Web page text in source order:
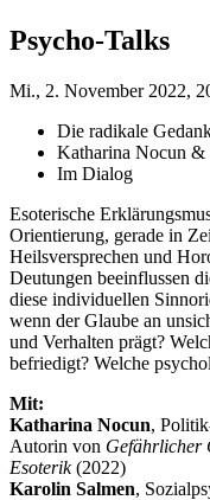
Psycho-Talks
Mi., 2. November 2022,
Die radikale
Katharina Nocun &
Im Dialog
Esoterische
Orientierung, gerade in
Heilsversprechen und
Deutungen beeinflussen
diese individuellen
wenn der Glaube an
und Verhalten prägt?
befriedigt? Welche
Mit:
Katharina Nocun,
Autorin von Gefährlicher
Esoterik(2022)
Karolin Salmen,